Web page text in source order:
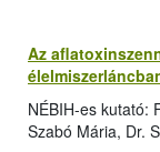
Az
NÉBIH-es kutató:
Szabó Mária, Dr.